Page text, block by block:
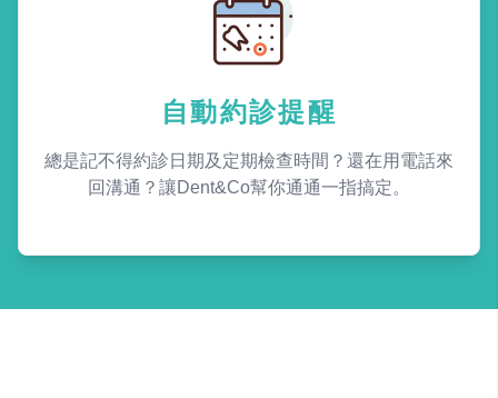
自動約診提醒
總是記不得約診日期及定期檢查時間？還在用電話來
回溝通？讓Dent&Co幫你通通一指搞定。